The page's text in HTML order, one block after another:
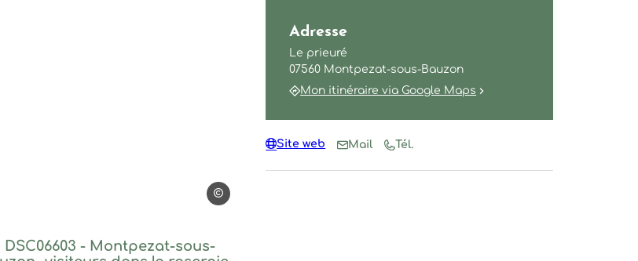
©sourcesetvolcans
– entrée de la roseraie ©sourcesetvolcans, ©sourcesetvolcans
DSC06603 – Montpezat-sous-Bauzon -visiteurs dans la roseraie, ©sourcesetvolcans
le pont de Prévenchères ©sourcesetvolcans, ©sourcesetvolcans
Adresse
Le prieuré
07560 Montpezat-sous-Bauzon
Mon itinéraire via Google Maps
Site web Mail Tél.